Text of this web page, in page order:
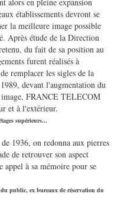
établissements devront se
la meilleure image possible
Après étude de la Direction
du fait de sa position au
furent réalisés à
remplacer les sigles de la
devant l'augmentation du
FRANCE TELECOM
et à l'extérieur.
supérieurs...
1936, on redonna aux pierres
de retrouver son aspect
à sa mémoire pour se
public, ex bureaux de réservation du